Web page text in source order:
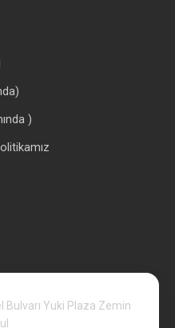
)
Bulvarı Yuki Plaza Zemin